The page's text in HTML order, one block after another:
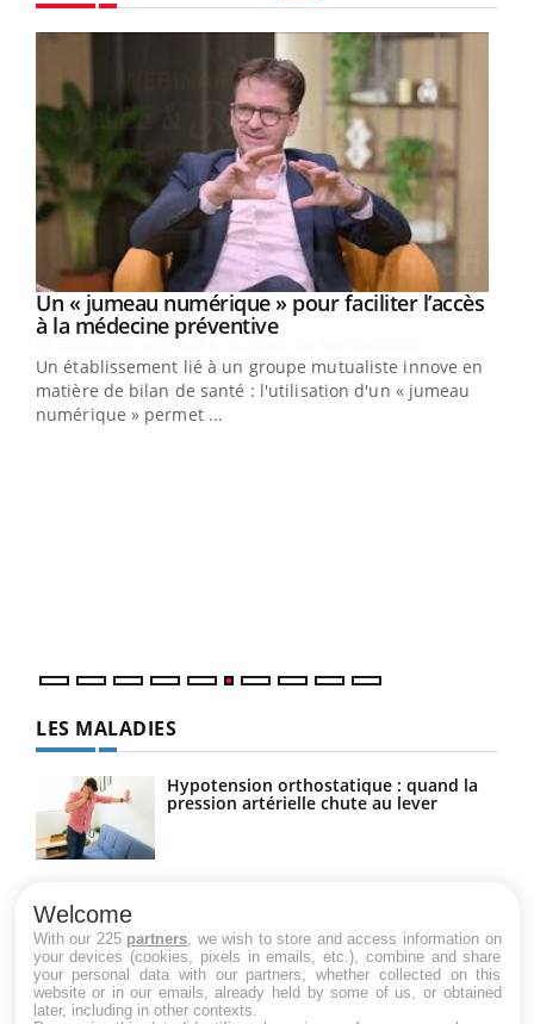
Youtube
Un « jumeau numérique » pour faciliter l’accès
à la médecine préventiveYoutube
Un établissement lié à un groupe mutualiste innove en
matière de bilan de santé : l'utilisation d'un « jumeau
numérique » permet ...
LES MALADIES
Hypotension orthostatique : quand la
pression artérielle chute au lever
Maladie de Charcot (Sclérose latérale
amyotrophique)
Welcome
With our 225 partners , we wish to store and access information on
your devices (cookies, pixels in emails, etc.), combine and share
your personal data with our partners, whether collected on this
website or in our emails, already held by some of us, or obtained
later, including in other contexts.